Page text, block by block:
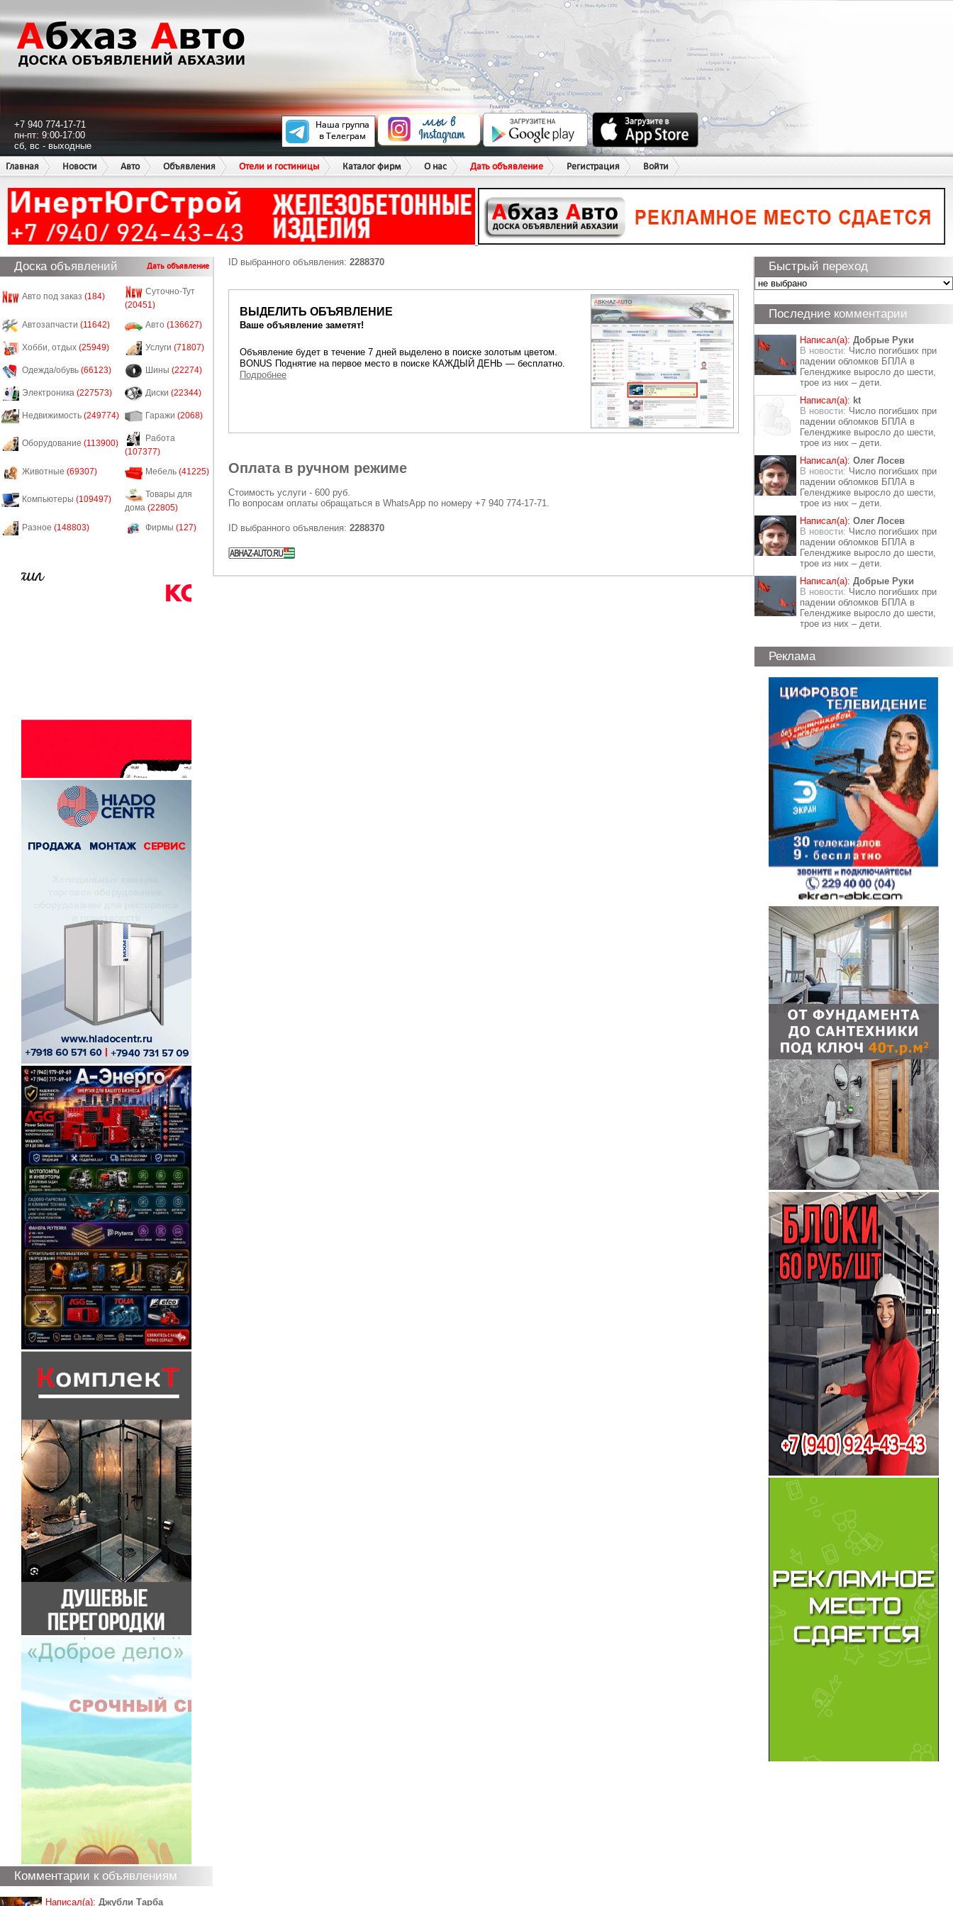
+7 940 774-17-71
пн-пт: 9:00-17:00
сб, вс - выходные
Главная
Новости Авто Объявления Отели и гостиницы Каталог фирм О нас Дать объявление Регистрация Войти
Доска объявлений Дать объявление
Авто под заказ (184)
Суточно-Тут
(20451)
Автозапчасти (11642) Авто (136627)
Хобби, отдых (25949) Услуги (71807)
Одежда/обувь (66123) Шины (22274)
Электроника (227573) Диски (22344)
Недвижимость (249774) Гаражи (2068)
Оборудование (113900)
Работа
(107377)
Животные (69307) Мебель (41225)
Компьютеры (109497)
Товары для
дома (22805)
Разное (148803) Фирмы (127)
Комментарии к объявлениям
Написал(а): Джубли Тарба
ID выбранного объявления: 2288370
ВЫДЕЛИТЬ ОБЪЯВЛЕНИЕ
Ваше объявление заметят!
Объявление будет в течение 7 дней выделено в поиске золотым цветом.
BONUS Поднятие на первое место в поиске КАЖДЫЙ ДЕНЬ — бесплатно.
Подробнее
Оплата в ручном режиме
Стоимость услуги - 600 руб.
По вопросам оплаты обращаться в WhatsApp по номеру +7 940 774-17-71.
ID выбранного объявления: 2288370
Быстрый переход
Последние комментарии
Написал(а): Добрые Руки
В новости: Число погибших при
падении обломков БПЛА в
Геленджике выросло до шести,
трое из них – дети.
Написал(а): kt
В новости: Число погибших при
падении обломков БПЛА в
Геленджике выросло до шести,
трое из них – дети.
Написал(а): Олег Лосев
В новости: Число погибших при
падении обломков БПЛА в
Геленджике выросло до шести,
трое из них – дети.
Написал(а): Олег Лосев
В новости: Число погибших при
падении обломков БПЛА в
Геленджике выросло до шести,
трое из них – дети.
Написал(а): Добрые Руки
В новости: Число погибших при
падении обломков БПЛА в
Геленджике выросло до шести,
трое из них – дети.
Реклама